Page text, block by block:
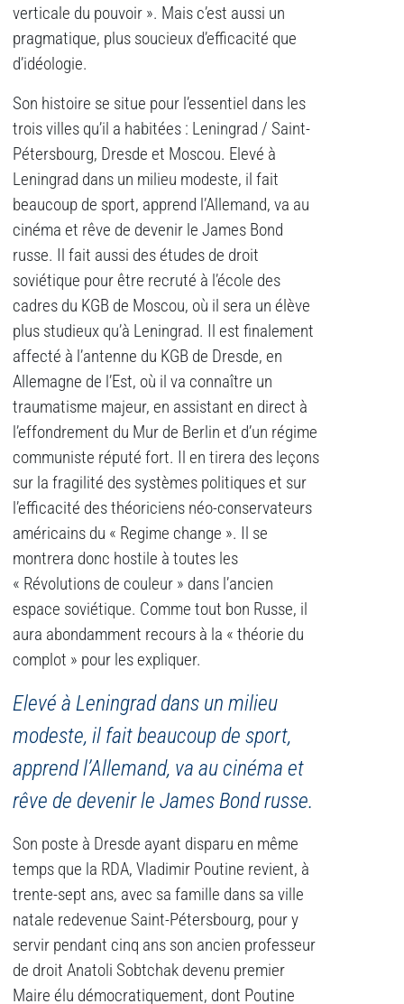
verticale du pouvoir ». Mais c’est aussi un
pragmatique, plus soucieux d’efficacité que
d’idéologie.
Son histoire se situe pour l’essentiel dans les
trois villes qu’il a habitées : Leningrad / Saint-
Pétersbourg, Dresde et Moscou. Elevé à
Leningrad dans un milieu modeste, il fait
beaucoup de sport, apprend l’Allemand, va au
cinéma et rêve de devenir le James Bond
russe. Il fait aussi des études de droit
soviétique pour être recruté à l’école des
cadres du KGB de Moscou, où il sera un élève
plus studieux qu’à Leningrad. Il est finalement
affecté à l’antenne du KGB de Dresde, en
Allemagne de l’Est, où il va connaître un
traumatisme majeur, en assistant en direct à
l’effondrement du Mur de Berlin et d’un régime
communiste réputé fort. Il en tirera des leçons
sur la fragilité des systèmes politiques et sur
l’efficacité des théoriciens néo-conservateurs
américains du « Regime change ». Il se
montrera donc hostile à toutes les
« Révolutions de couleur » dans l’ancien
espace soviétique. Comme tout bon Russe, il
aura abondamment recours à la « théorie du
complot » pour les expliquer.
Elevé à Leningrad dans un milieu
modeste, il fait beaucoup de sport,
apprend l’Allemand, va au cinéma et
rêve de devenir le James Bond russe.
Son poste à Dresde ayant disparu en même
temps que la RDA, Vladimir Poutine revient, à
trente-sept ans, avec sa famille dans sa ville
natale redevenue Saint-Pétersbourg, pour y
servir pendant cinq ans son ancien professeur
de droit Anatoli Sobtchak devenu premier
Maire élu démocratiquement, dont Poutine